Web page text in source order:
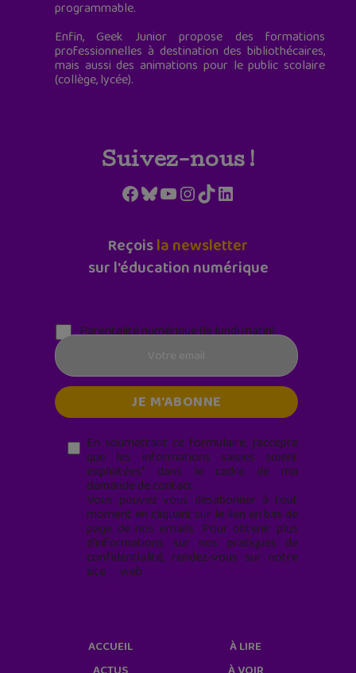
programmable.
Enfin, Geek Junior propose des formations
professionnelles à destination des bibliothécaires,
mais aussi des animations pour le public scolaire
(collège, lycée).
Suivez-nous !
Facebook
Bluesky
YouTube
Instagram
TikTokLinkedIn
Reçoisla newsletter
sur l'éducation numérique
Parentalité numérique (le lundi matin)
En soumettant ce formulaire, j’accepte
que les informations saisies soient
exploitées* dans le cadre de ma
demande de contact.
Vous pouvez vous désabonner à tout
moment en cliquant sur le lien en bas de
page de nos emails. Pour obtenir plus
d'informations sur nos pratiques de
confidentialité, rendez-vous sur notre
site web
ACCUEIL
À LIRE